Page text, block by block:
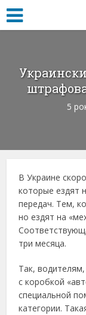
5
В Украине
которые ездят
передач. Тем,
но ездят на
три месяца.
Так,
с коробкой
специальной
категории.